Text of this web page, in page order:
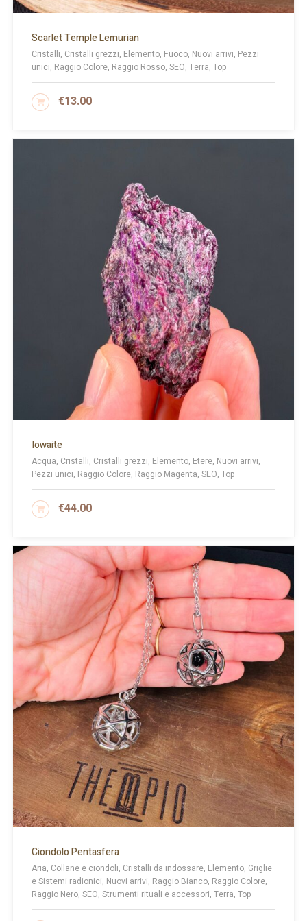
Scarlet Temple Lemurian
Cristalli, Cristalli grezzi, Elemento, Fuoco, Nuovi arrivi, Pezzi
unici, Raggio Colore, Raggio Rosso, SEO, Terra, Top
€13.00
AGGIUNGI AL CARRELLO
Iowaite
Acqua, Cristalli, Cristalli grezzi, Elemento, Etere, Nuovi arrivi,
Pezzi unici, Raggio Colore, Raggio Magenta, SEO, Top
€44.00
AGGIUNGI AL CARRELLO
Ciondolo Pentasfera
Aria, Collane e ciondoli, Cristalli da indossare, Elemento, Griglie
e Sistemi radionici, Nuovi arrivi, Raggio Bianco, Raggio Colore,
Raggio Nero, SEO, Strumenti rituali e accessori, Terra, Top